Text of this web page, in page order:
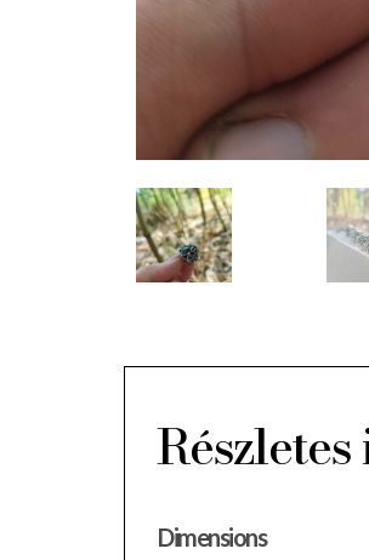
Dimensions